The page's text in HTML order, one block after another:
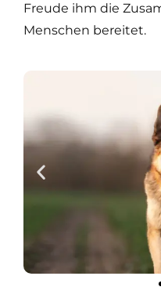
Freude ihm die
Menschen bereitet.